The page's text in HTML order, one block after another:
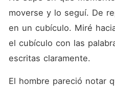
moverse y lo seguí. De
en un cubículo. Miré
el cubículo con las
escritas claramente.
El hombre pareció notar